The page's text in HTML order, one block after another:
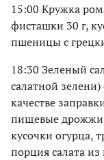
15:00 Кружка
фисташки 30 г,
пшеницы с
18:30 Зеленый
салатной
качестве
пищевые дрожжи.
кусочки огурца,
порция салата